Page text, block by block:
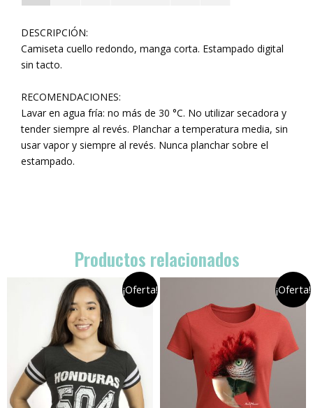
DESCRIPCIÓN:
Camiseta cuello redondo, manga corta. Estampado digital
sin tacto.
RECOMENDACIONES:
Lavar en agua fría: no más de 30 °C. No utilizar secadora y
tender siempre al revés. Planchar a temperatura media, sin
usar vapor y siempre al revés. Nunca planchar sobre el
estampado.
Productos relacionados
¡Oferta! ¡Oferta!